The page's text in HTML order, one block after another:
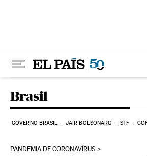
Brasil
GOVERNO BRASIL JAIR BOLSONARO STF
PANDEMIA DE CORONAVÍRUS